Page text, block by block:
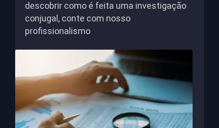
descobrir como é feita uma investigação
conjugal, conte com nosso
profissionalismo